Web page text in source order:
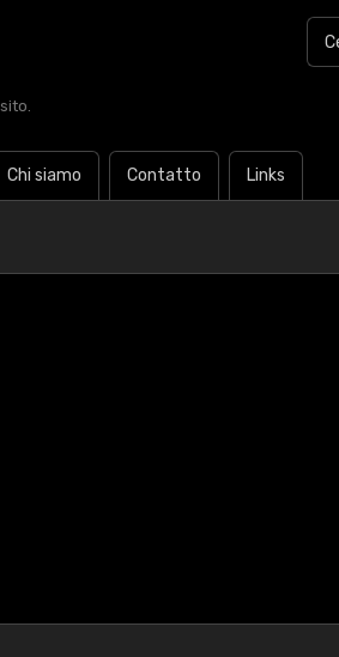
Chi siamo Contatto Links